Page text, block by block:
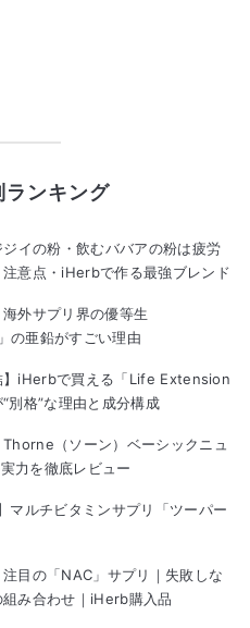
ランキング
ジイの粉・飲むババアの粉は疲労
意点・iHerbで作る最強ブレンド
海外サプリ界の優等生
の亜鉛がすごい理由
】iHerbで買える「Life Extension
別格”な理由と成分構成
Thorne（ソーン）ベーシックニュ
力を徹底レビュー
マルチビタミンサプリ「ツーパー
注目の「NAC」サプリ｜失敗しな
み合わせ｜iHerb購入品